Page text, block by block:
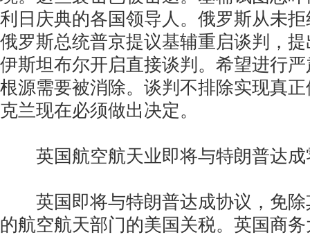
利日庆典的各国领导人。俄罗斯从未
俄罗斯总统普京提议基辅重启谈判，
伊斯坦布尔开启直接谈判。希望进行
根源需要被消除。谈判不排除实现真
克兰现在必须做出决定。
英国航空航天业即将与特朗普达成
英国即将与特朗普达成协议，免除
的航空航天部门的美国关税。英国商